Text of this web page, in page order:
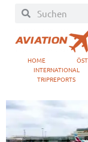
HOME
INTERNATIONAL
TRIPREPORTS